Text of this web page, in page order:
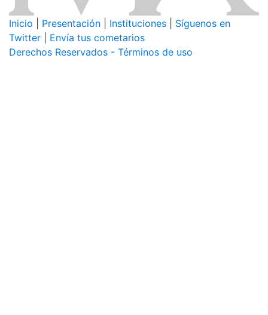
Inicio Presentación Instituciones
Síguenos en
Twitter
Envía tus cometarios
Derechos Reservados - Términos de uso